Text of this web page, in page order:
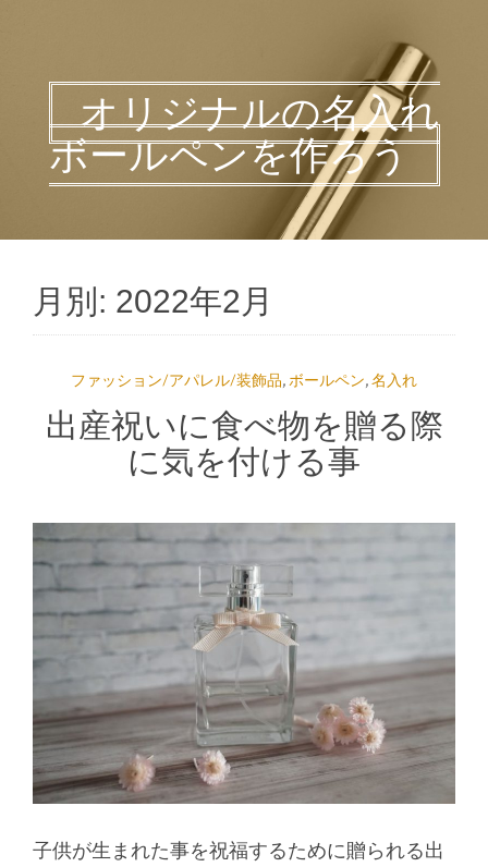
オリジナルの名入れ
ボールペンを作ろう
月別: 2022年2月
ファッション/アパレル/装飾品,ボールペン,名入れ
出産祝いに食べ物を贈る際
に気を付ける事
子供が生まれた事を祝福するために贈られる出